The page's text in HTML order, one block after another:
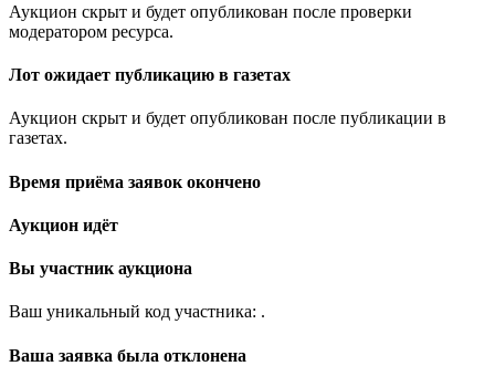
Аукцион скрыт и будет опубликован после проверки
модератором ресурса.
Лот ожидает публикацию в газетах
Аукцион скрыт и будет опубликован после публикации в
газетах.
Время приёма заявок окончено
Аукцион идёт
Вы участник аукциона
Ваш уникальный код участника: .
Ваша заявка была отклонена